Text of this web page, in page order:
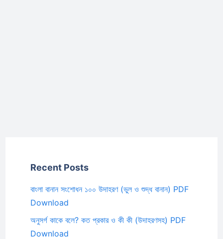
Recent Posts
বাংলা বানান সংশোধন ১০০ উদাহরণ (ভুল ও শুদ্ধ বানান) PDF
Download
অনুসর্গ কাকে বলে? কত প্রকার ও কী কী (উদাহরণসহ) PDF
Download